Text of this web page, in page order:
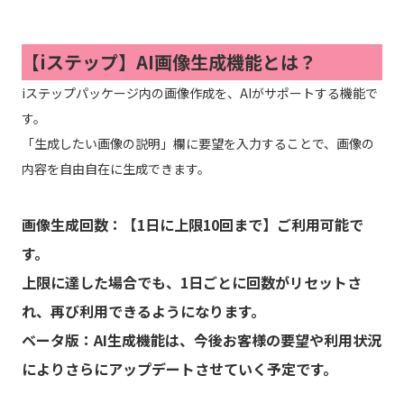
【iステップ】 AI画像生成機能とは？
iステップパッケージ内の画像作成を、AIがサポートする機能で
す。
「生成したい画像の説明」欄に要望を入力することで、画像の
内容を自由自在に生成できます。
画像生成回数：
【1日に上限10回まで】ご利用可能で
す。
上限に達した場合でも、1日ごとに回数がリセットさ
れ、再び利用できるようになります。
ベータ版：AI生成機能は、今後お客様の要望や利用状況
によりさらにアップデートさせていく予定です。